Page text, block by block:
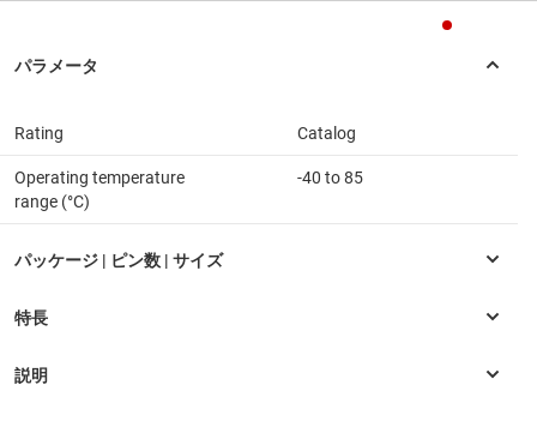
Rating Catalog
Operating temperature
range (°C)
-40 to 85